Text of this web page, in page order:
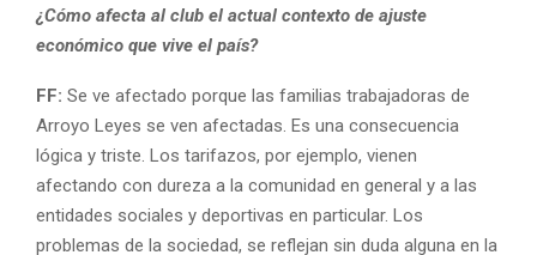
¿Cómo afecta al club el actual contexto de ajuste
económico que vive el país?
FF: Se ve afectado porque las familias trabajadoras de
Arroyo Leyes se ven afectadas. Es una consecuencia
lógica y triste. Los tarifazos, por ejemplo, vienen
afectando con dureza a la comunidad en general y a las
entidades sociales y deportivas en particular. Los
problemas de la sociedad, se reflejan sin duda alguna en la